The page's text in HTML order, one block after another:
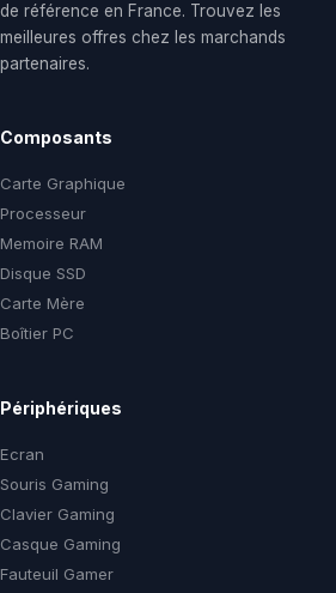
de référence en France. Trouvez les
meilleures offres chez les marchands
partenaires.
Composants
Carte Graphique
Processeur
Memoire RAM
Disque SSD
Carte Mère
Boîtier PC
Périphériques
Ecran
Souris Gaming
Clavier Gaming
Casque Gaming
Fauteuil Gamer